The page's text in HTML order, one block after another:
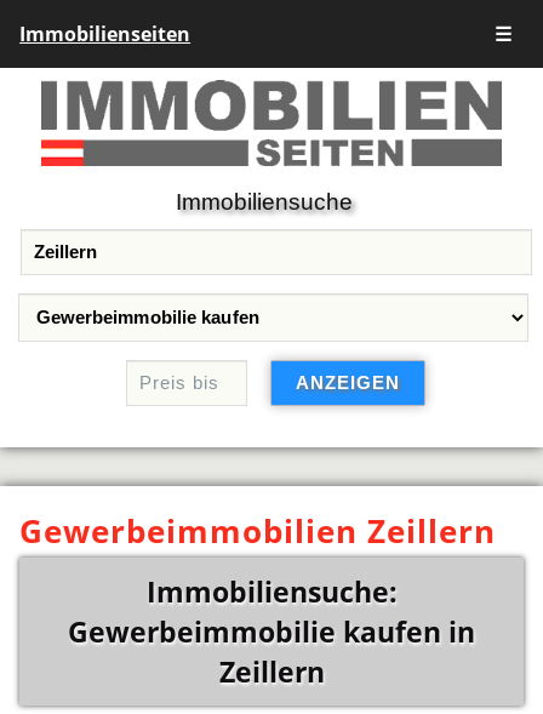
Immobilienseiten ☰
Immobiliensuche
Gewerbeimmobilien Zeillern
Immobiliensuche:
Gewerbeimmobilie kaufen in
Zeillern